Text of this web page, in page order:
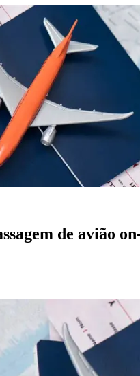
de avião